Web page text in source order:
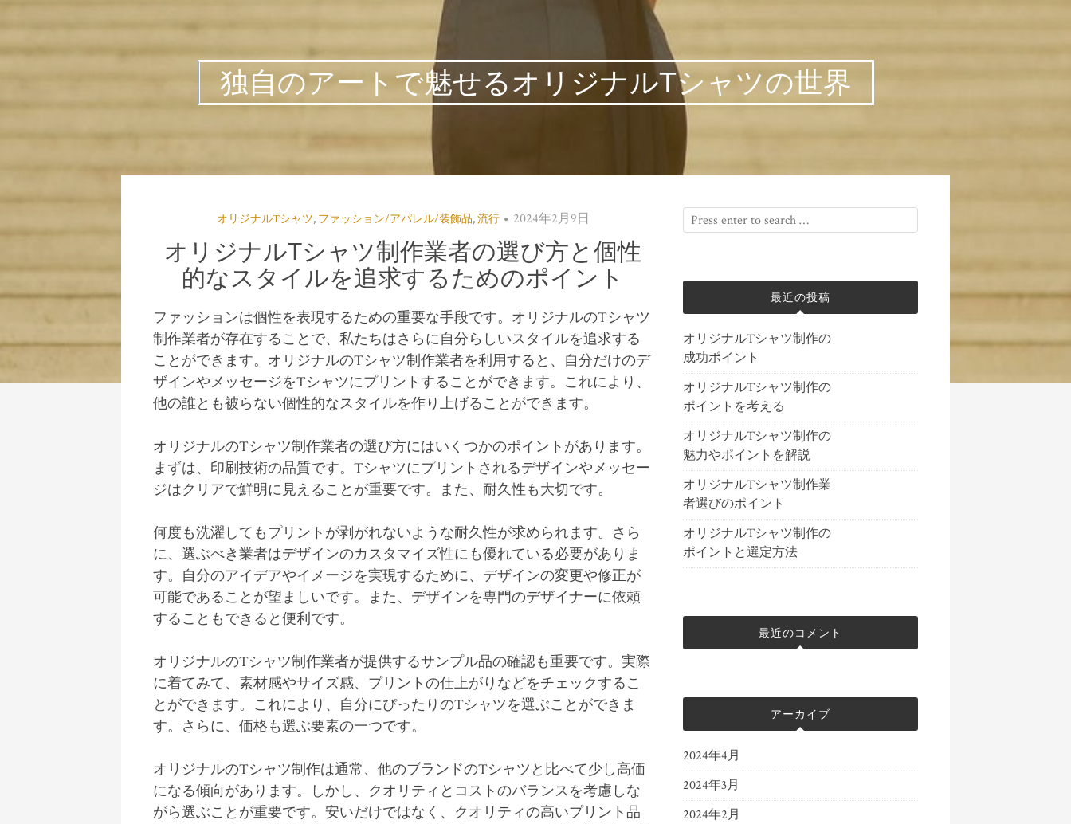
独自のアートで魅せるオリジナルTシャツの世界
オリジナルTシャツ, ファッション/アパレル/装飾品,流行 2024年2月9日
オリジナルTシャツ制作業者の選び方と個性
的なスタイルを追求するためのポイント
ファッションは個性を表現するための重要な手段です。 オリジナルのTシャツ
制作業者が存在することで、私たちはさらに自分らしいスタイルを追求する
ことができます。オリジナルのTシャツ制作業者を利用すると、自分だけのデ
ザインやメッセージをTシャツにプリントすることができます。これにより、
他の誰とも被らない個性的なスタイルを作り上げることができます。
オリジナルのTシャツ制作業者の選び方にはいくつかのポイントがあります。
まずは、印刷技術の品質です。Tシャツにプリントされるデザインやメッセー
ジはクリアで鮮明に見えることが重要です。また、耐久性も大切です。
何度も洗濯してもプリントが剥がれないような耐久性が求められます。さら
に、選ぶべき業者はデザインのカスタマイズ性にも優れている必要がありま
す。自分のアイデアやイメージを実現するために、デザインの変更や修正が
可能であることが望ましいです。また、デザインを専門のデザイナーに依頼
することもできると便利です。
オリジナルのTシャツ制作業者が提供するサンプル品の確認も重要です。実際
に着てみて、素材感やサイズ感、プリントの仕上がりなどをチェックするこ
とができます。これにより、自分にぴったりのTシャツを選ぶことができま
す。さらに、価格も選ぶ要素の一つです。
オリジナルのTシャツ制作は通常、他のブランドのTシャツと比べて少し高価
になる傾向があります。しかし、クオリティとコストのバランスを考慮しな
がら選ぶことが重要です。安いだけではなく、クオリティの高いプリント品
最近の投稿
オリジナルTシャツ制作の
成功ポイント
オリジナルTシャツ制作の
ポイントを考える
オリジナルTシャツ制作の
魅力やポイントを解説
オリジナルTシャツ制作業
者選びのポイント
オリジナルTシャツ制作の
ポイントと選定方法
最近のコメント
アーカイブ
2024年4月
2024年3月
2024年2月